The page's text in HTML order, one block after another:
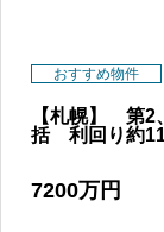
おすすめ物件
【札幌】 第2
括 利回り約
7200万円